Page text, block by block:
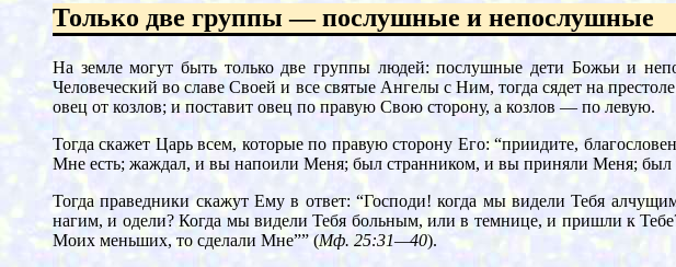
Только две группы — послушные и непослушные
На земле могут быть только две группы людей: послушные дети Божьи и
Человеческий во славе Своей и все святые Ангелы с Ним, тогда сядет на
овец от козлов; и поставит овец по правую Свою сторону, а козлов — по левую.
Тогда скажет Царь всем, которые по правую сторону Его: “приидите,
Мне есть; жаждал, и вы напоили Меня; был странником, и вы приняли Меня;
Тогда праведники скажут Ему в ответ: “Господи! когда мы видели Тебя
нагим, и одели? Когда мы видели Тебя больным, или в темнице, и пришли к
Моих меньших, то сделали Мне”” (Мф. 25:31—40).